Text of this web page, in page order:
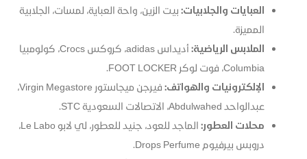
العبايات والجلابيات: بيت الزين، واحة العباية، لمسات، الجلابية
المميزة.
الملابس الرياضية:
أديداس adidas، كروكس Crocs، كولومبيا
Columbia، فوت لوكر FOOT LOCKER.
الإلكترونيات والهواتف:
فيرجن ميجاستور Virgin Megastore،
عبدالواحد Abdulwahed، الاتصالات السعودية STC.
محلات العطور:
الماجد للعود، جنيد للعطور، لي لابو Le Labo،
دروبس بيرفيوم Drops Perfume.